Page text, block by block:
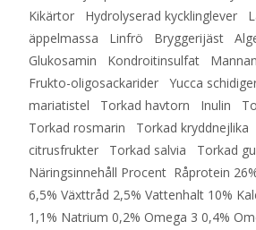
Kikärtor Hydrolyserad kycklinglever
äppelmassa Linfrö Bryggerijäst
Glukosamin Kondroitinsulfat
Frukto-oligosackarider Yucca
mariatistel Torkad havtorn Inulin
Torkad rosmarin Torkad
citrusfrukter Torkad salvia Torkad
Näringsinnehåll Procent Råprotein
6,5% Växttråd 2,5% Vattenhalt 10%
1,1% Natrium 0,2% Omega 3 0,4%